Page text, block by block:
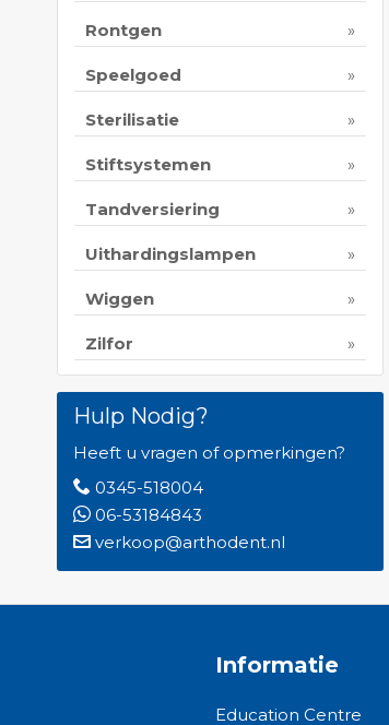
Rontgen
Speelgoed
Sterilisatie
Stiftsystemen
Tandversiering
Uithardingslampen
Wiggen
Zilfor
Hulp Nodig?
Heeft u vragen of opmerkingen?
0345-518004
06-53184843
verkoop@arthodent.nl
Informatie
Education Centre